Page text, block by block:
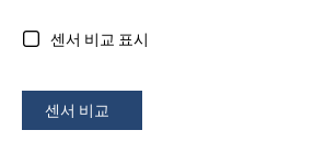
센서 비교 표시
센서 비교